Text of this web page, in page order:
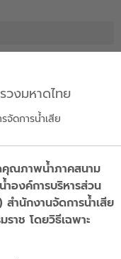
วงมหาดไทย
จัดการน้ำเสีย
คุณภาพน้ำภาคสนาม
องค์การบริหารส่วน
ำนักงานจัดการน้ำเสีย
าช โดยวิธีเฉพาะ